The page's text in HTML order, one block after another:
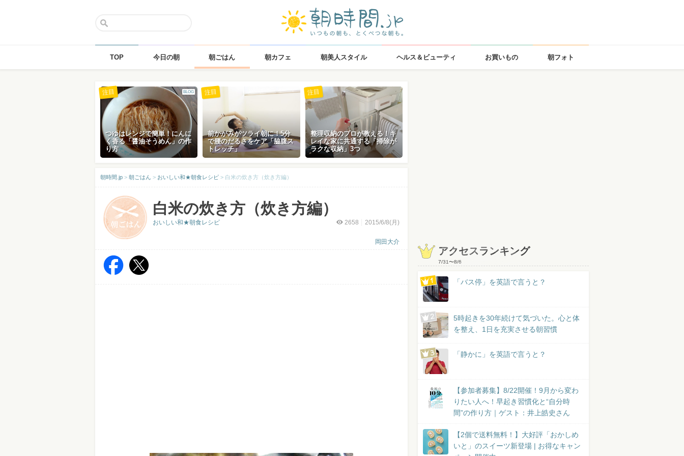
TOP 今日の朝 朝ごはん 朝カフェ 朝美人スタイル ヘルス＆ビューティ お買いもの 朝フォト
BLOG
つゆはレンジで簡単！にんに
く香る「醤油そうめん」の作
り方
注目
前かがみがツライ朝に！5分
で腰のだるさをケア「脇腹ス
トレッチ」
注目
整理収納のプロが教える！キ
レイな家に共通する「掃除が
ラクな収納」3つ
注目
朝時間.jp > 朝ごはん > おいしい和★朝食レシピ > 白米の炊き方（炊き方編）
白米の炊き方（炊き方編）
2658 2015/6/8(月)
岡田大介
おいしい和★朝食レシピ
アクセスランキング
7/31〜8/6
「バス停」を英語で言うと？
5時起きを30年続けて気づいた。心と体
を整え、1日を充実させる朝習慣
「静かに」を英語で言うと？
【参加者募集】8/22開催！9月から変わ
りたい人へ！早起き習慣化と“自分時
間”の作り方｜ゲスト：井上皓史さん
【2個で送料無料！】大好評「おかしめ
いと」のスイーツ新登場 | お得なキャン